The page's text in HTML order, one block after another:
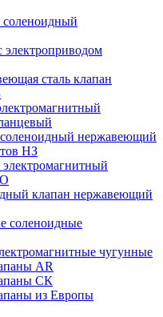
соленоидный
электроприводом
сталь клапан
соленоидный нержавеющий
НЗ
клапан нержавеющий
соленоидные
чугунные
AR
СК
из Европы